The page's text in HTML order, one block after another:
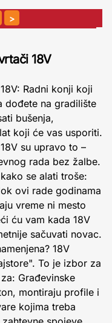
18V
Radni konji koji
dođete na gradilište
bušenja,
koji će vas usporiti.
su upravo to –
rada bez žalbe.
se alati troše:
ovi rade godinama
vreme ni mesto
ću vam kada 18V
sačuvati novac.
18V
To je izbor za
Građevinske
montiraju profile i
kojima treba